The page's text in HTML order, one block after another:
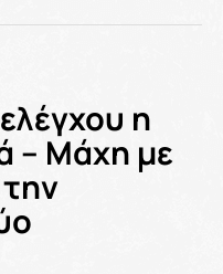
η
– Μάχη με